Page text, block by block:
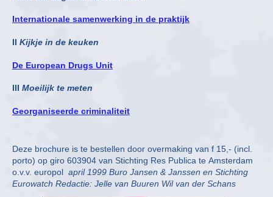
Internationale samenwerking in de praktijk
II Kijkje in de keuken
De European Drugs Unit
III Moeilijk te meten
Georganiseerde criminaliteit
Deze brochure is te bestellen door overmaking van f 15,- (incl.
porto) op giro 603904 van Stichting Res Publica te Amsterdam
o.v.v. europol april 1999 Buro Jansen & Janssen en Stichting
Eurowatch Redactie: Jelle van Buuren Wil van der Schans